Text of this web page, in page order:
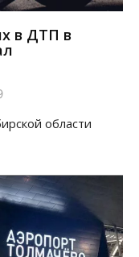
в ДТП в
области